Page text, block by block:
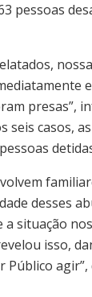
pessoas
presas”,
seis casos,
desses
situação
isso,
agir”,